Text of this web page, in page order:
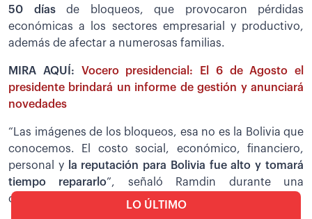
LO ÚLTIMO
50 días de bloqueos, que provocaron pérdidas
económicas a los sectores empresarial y productivo,
además de afectar a numerosas familias.
MIRA AQUÍ: Vocero presidencial: El 6 de Agosto el
presidente brindará un informe de gestión y anunciará
novedades
“Las imágenes de los bloqueos, esa no es la Bolivia que
conocemos. El costo social, económico, financiero,
personal yla reputación para Bolivia fue alto y tomará
tiempo repararlo”, señaló Ramdin durante una
conferencia de prensa en Santa Cruz de la Sierra.